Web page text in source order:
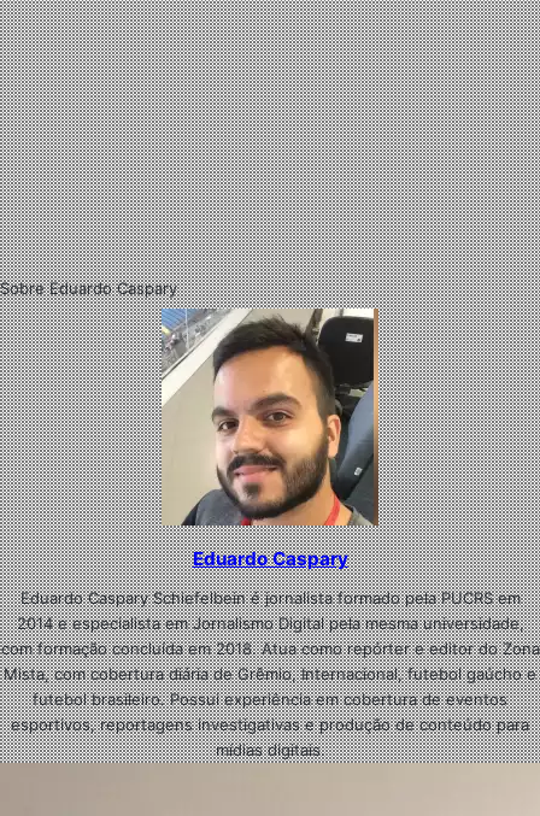
Sobre Eduardo Caspary
Eduardo Caspary
Eduardo Caspary Schiefelbein é jornalista formado pela PUCRS em
2014 e especialista em Jornalismo Digital pela mesma universidade,
com formação concluída em 2018. Atua como repórter e editor do Zona
Mista, com cobertura diária de Grêmio, Internacional, futebol gaúcho e
futebol brasileiro. Possui experiência em cobertura de eventos
esportivos, reportagens investigativas e produção de conteúdo para
mídias digitais.